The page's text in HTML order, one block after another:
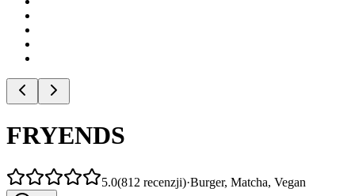
FRYENDS
5.0(812 recenzji)·Burger, Matcha, Vegan